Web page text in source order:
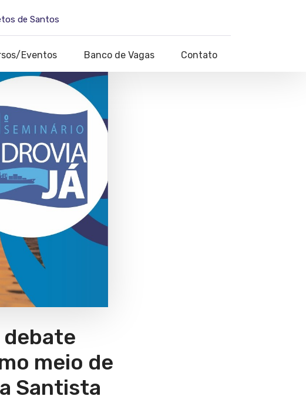
de Santos
Eventos Banco de Vagas Contato
debate
meio de
Santista